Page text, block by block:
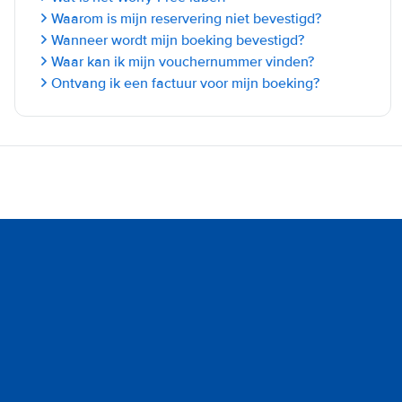
Waarom is mijn reservering niet bevestigd?
Wanneer wordt mijn boeking bevestigd?
Waar kan ik mijn vouchernummer vinden?
Ontvang ik een factuur voor mijn boeking?